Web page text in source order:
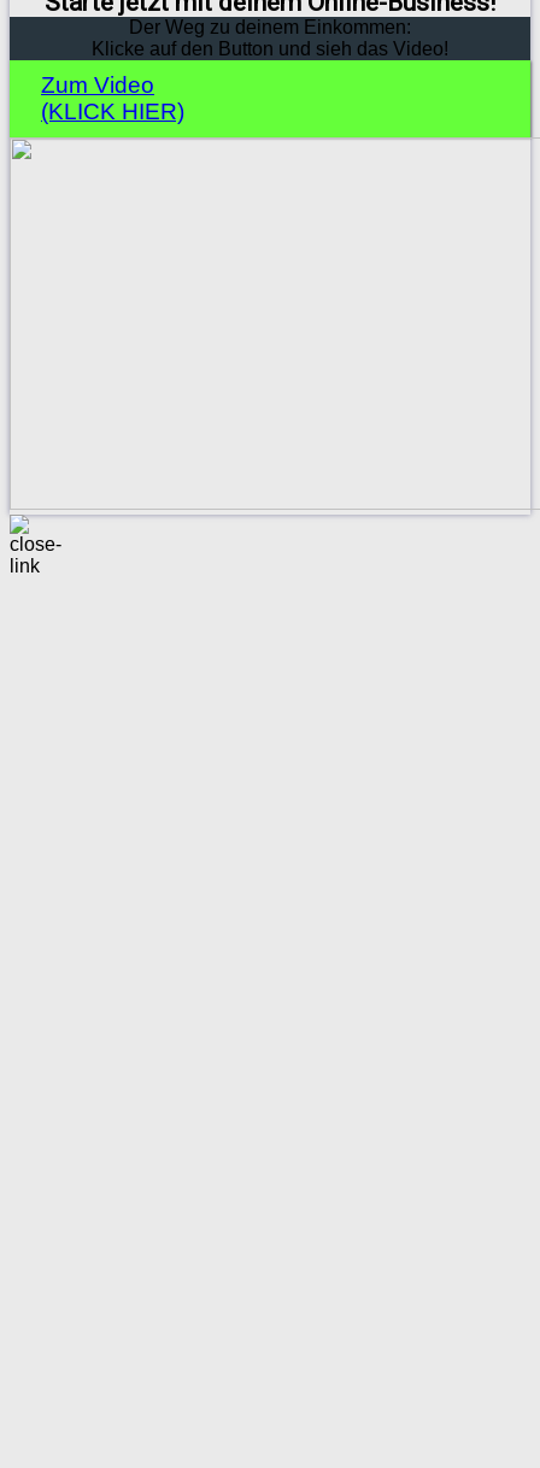
Der Weg zu deinem Einkommen:
Klicke auf den Button und sieh das Video!
Zum Video
(KLICK HIER)